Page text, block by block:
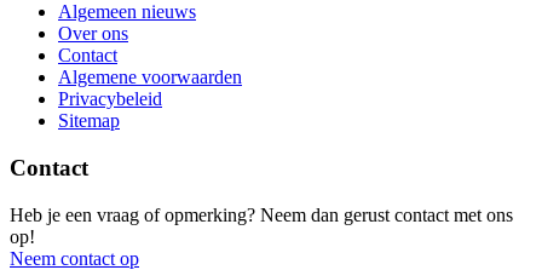
Algemeen nieuws
Over ons
Contact
Algemene voorwaarden
Privacybeleid
Sitemap
Contact
Heb je een vraag of opmerking? Neem dan gerust contact met ons
op!
Neem contact op